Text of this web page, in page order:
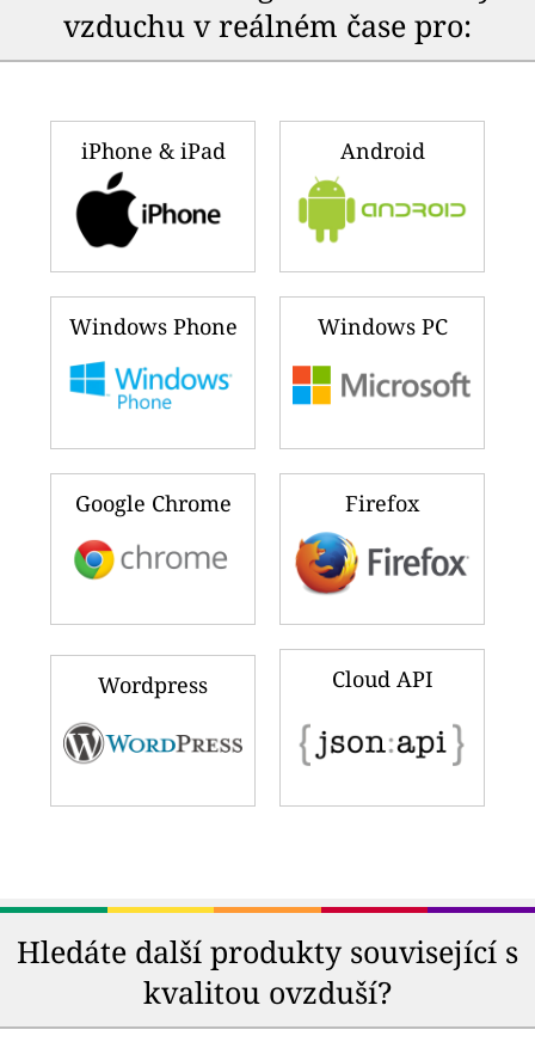
vzduchu v reálném čase pro:
iPhone & iPad Android
Windows Phone Windows PC
Google Chrome Firefox
Wordpress Cloud API
Hledáte další produkty související s
kvalitou ovzduší?